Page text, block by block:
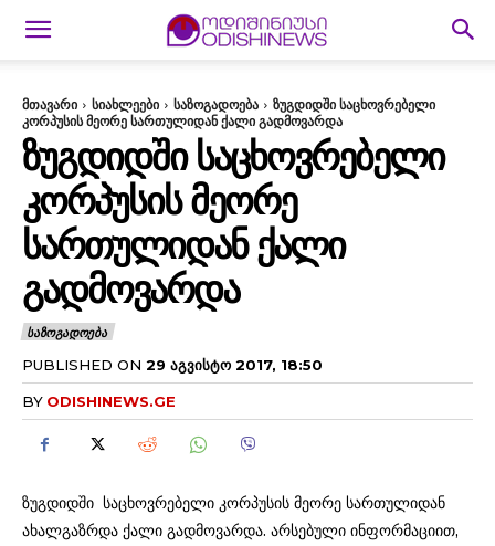
მთავარი სიახლეები საზოგადოება
ზუგდიდში საცხოვრებელი
კორპუსის მეორე სართულიდან ქალი გადმოვარდა
ᲖᲣᲒᲓᲘᲓᲨᲘ ᲡᲐᲪᲮᲝᲕᲠᲔᲑᲔᲚᲘ
ᲙᲝᲠᲞᲣᲡᲘᲡ ᲛᲔᲝᲠᲔ
ᲡᲐᲠᲗᲣᲚᲘᲓᲐᲜ ᲥᲐᲚᲘ
ᲒᲐᲓᲛᲝᲕᲐᲠᲓᲐ
ᲡᲐᲖᲝᲒᲐᲓᲝᲔᲑᲐ
PUBLISHED ON 29 ᲐᲒᲕᲘᲡᲢᲝ 2017, 18:50
BY ODISHINEWS.GE
ზუგდიდში საცხოვრებელი კორპუსის მეორე სართულიდან
ახალგაზრდა ქალი გადმოვარდა. არსებული ინფორმაციით,